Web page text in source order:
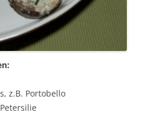
z.B. Portobello